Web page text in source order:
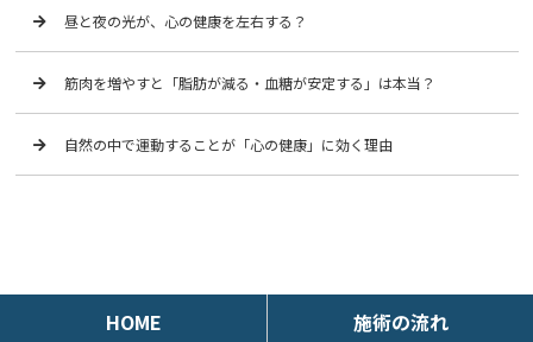
昼と夜の光が、心の健康を左右する？
筋肉を増やすと「脂肪が減る・血糖が安定する」は本当？
自然の中で運動することが「心の健康」に効く理由
HOME
施術の流れ